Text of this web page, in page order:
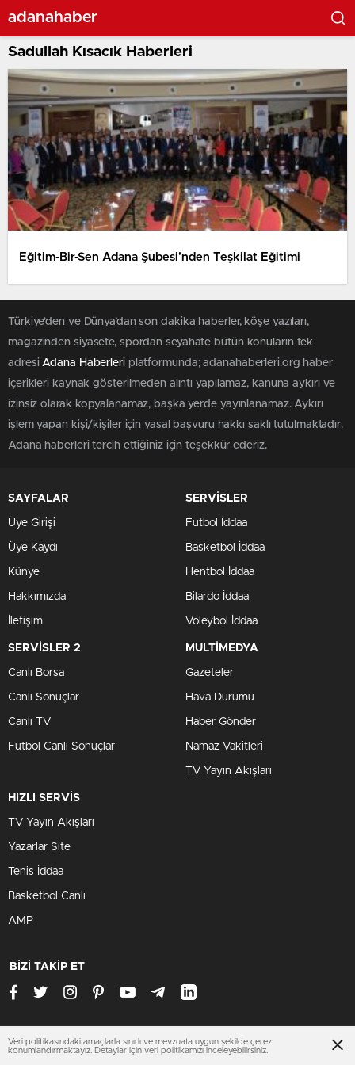
adanahaber
Sadullah Kısacık Haberleri
Eğitim-Bir-Sen Adana Şubesi’nden Teşkilat Eğitimi
Türkiye'den ve Dünya’dan son dakika haberler, köşe yazıları,
magazinden siyasete, spordan seyahate bütün konuların tek
adresiAdana Haberleriplatformunda; adanahaberleri.org haber
içerikleri kaynak gösterilmeden alıntı yapılamaz, kanuna aykırı ve
izinsiz olarak kopyalanamaz, başka yerde yayınlanamaz. Aykırı
işlem yapan kişi/kişiler için yasal başvuru hakkı saklı tutulmaktadır.
Adana haberleri tercih ettiğiniz için teşekkür ederiz.
SAYFALAR
Üye Girişi
Üye Kaydı
Künye
Hakkımızda
İletişim
SERVİSLER
Futbol İddaa
Basketbol İddaa
Hentbol İddaa
Bilardo İddaa
Voleybol İddaa
SERVİSLER 2
Canlı Borsa
Canlı Sonuçlar
Canlı TV
Futbol Canlı Sonuçlar
MULTİMEDYA
Gazeteler
Hava Durumu
Haber Gönder
Namaz Vakitleri
TV Yayın Akışları
HIZLI SERVİS
TV Yayın Akışları
Yazarlar Site
Tenis İddaa
Basketbol Canlı
AMP
BİZİ TAKİP ET
www.adanahaberleri.org
Veri politikasındaki amaçlarla sınırlı ve mevzuata uygun şekilde çerez
konumlandırmaktayız. Detaylar için veri politikamızı inceleyebilirsiniz.